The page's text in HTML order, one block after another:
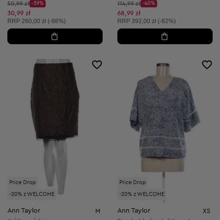
Cena początkowa:
50,99 zł
Discount Price:
-39%
Obniżona cena:
30,99 zł
Cena sugerowana:
RRP 260,00 zł (-88%)
Cena początkowa:
114,99 zł
Discount Price:
-40%
Obniżona cena:
68,99 zł
Cena sugerowana:
RRP 392,00 zł (-82%)
Price Drop
-20% z WELCOME
Ann Taylor M
Price Drop
-20% z WELCOME
Ann Taylor XS